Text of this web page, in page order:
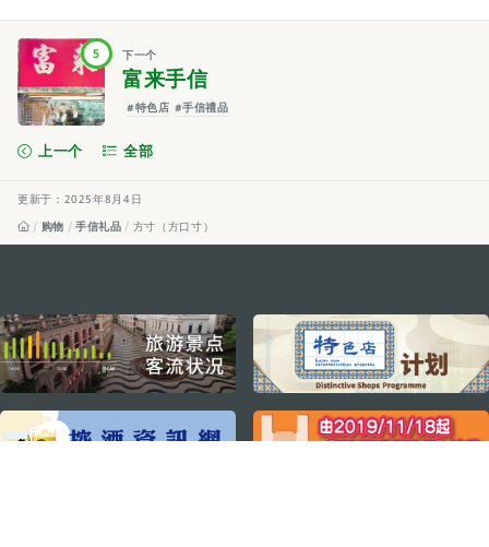
5 下一个
富来手信
#特色店 #手信禮品
上一个 全部
更新于：2025年8月4日
购物
手信礼品 方寸（方口寸）
external links